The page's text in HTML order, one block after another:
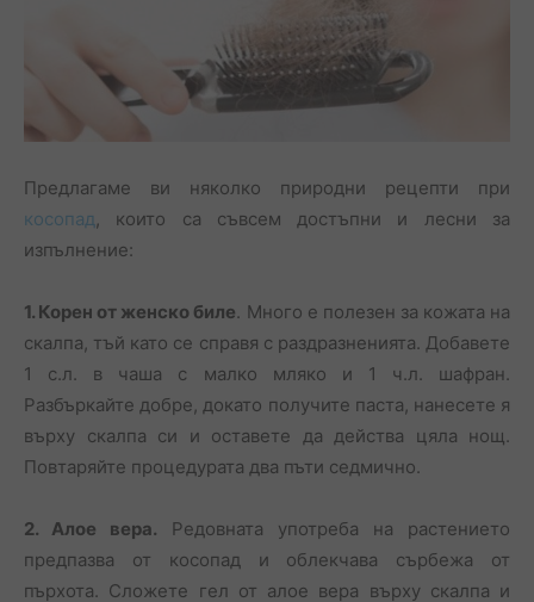
Предлагаме ви няколко природни рецепти при
косопад, които са съвсем достъпни и лесни за
изпълнение:
1. Корен от женско биле. Много е полезен за кожата на
скалпа, тъй като се справя с раздразненията. Добавете
1 с.л. в чаша с малко мляко и 1 ч.л. шафран.
Разбъркайте добре, докато получите паста, нанесете я
върху скалпа си и оставете да действа цяла нощ.
Повтаряйте процедурата два пъти седмично.
2. Алое вера. Редовната употреба на растението
предпазва от косопад и облекчава сърбежа от
пърхота. Сложете гел от алое вера върху скалпа и